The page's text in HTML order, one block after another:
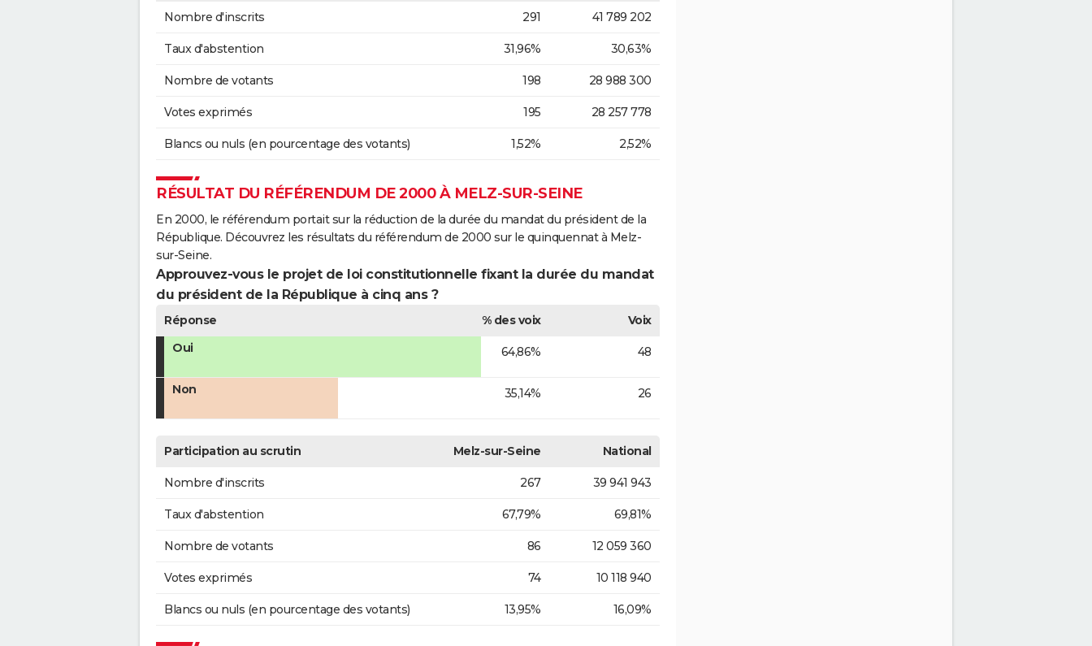
Nombre d'inscrits 291 41 789 202
Taux d'abstention 31,96% 30,63%
Nombre de votants 198 28 988 300
Votes exprimés 195 28 257 778
Blancs ou nuls (en pourcentage des votants) 1,52% 2,52%
RÉSULTAT DU RÉFÉRENDUM DE 2000 À MELZ-SUR-SEINE
En 2000, le référendum portait sur la réduction de la durée du mandat du président de la
République. Découvrez les résultats du référendum de 2000 sur le quinquennat à Melz-
sur-Seine.
Approuvez-vous le projet de loi constitutionnelle fixant la durée du mandat
du président de la République à cinq ans ?
Réponse % des voix
Voix
Oui
64,86% 48
Non 35,14% 26
Participation au scrutin Melz-sur-Seine National
Nombre d'inscrits 267 39 941 943
Taux d'abstention 67,79% 69,81%
Nombre de votants 86 12 059 360
Votes exprimés 74 10 118 940
Blancs ou nuls (en pourcentage des votants) 13,95% 16,09%